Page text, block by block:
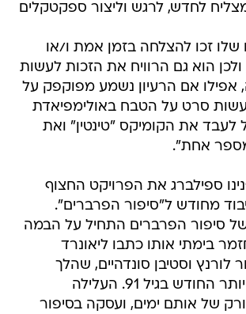
לחדש, לרגש וליצור ספקטקלים
זכו להצלחה בזמן אמת ו/או
ולכן הוא גם הרוויח את הזכות לעשות
אפילו אם הרעיון נשמע מפוקפק על
סרט על הטבח באולימפיאדת
לעבד את הקומיקס "טינטין" ואת
אחת".
ספילברג את הפרויקט החצוף
מחודש ל"סיפור הפרברים".
של סיפור הפרברים התחיל על הבמה
מחזמר בימתי אותו כתבו ליאונרד
לורנץ וסטיבן סונדהיים, שהלך
לעולמו מוקדם יותר החודש בגיל 91. העלילה
של אותם ימים, ועסקה בסיפור